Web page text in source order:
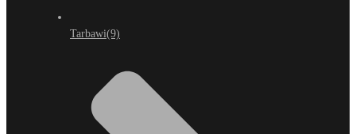
Tarbawi(9)